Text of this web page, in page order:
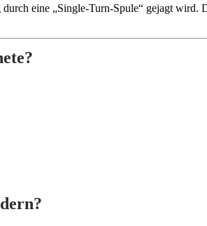
eine „Single-Turn-Spule“ gejagt